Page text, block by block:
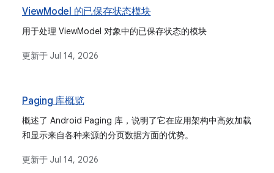
ViewModel 的已保存状态模块
用于处理 ViewModel 对象中的已保存状态的模块
更新于 Jul 14, 2026
Paging 库概览
概述了 Android Paging 库，说明了它在应用架构中高效加载
和显示来自各种来源的分页数据方面的优势。
更新于 Jul 14, 2026